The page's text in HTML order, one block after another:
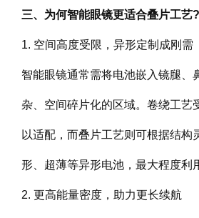
三、为何智能眼镜更适合叠片工艺?
1. 空间高度受限，异形定制成刚需
智能眼镜通常需将电池嵌入镜腿、
杂、空间碎片化的区域。卷绕工艺
以适配，而叠片工艺则可根据结构
形、超薄等异形电池，最大程度利
2. 更高能量密度，助力更长续航